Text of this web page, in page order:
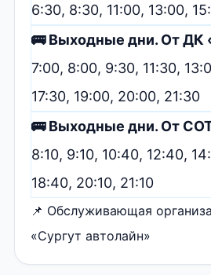
6:30, 8:30, 11:00, 13:00,
🚌 Выходные дни. От ДК
7:00, 8:00, 9:30, 11:30,
17:30, 19:00, 20:00, 21:30
🚌 Выходные дни. От
8:10, 9:10, 10:40, 12:40,
18:40, 20:10, 21:10
📌 Обслуживающая
«Сургут автолайн»